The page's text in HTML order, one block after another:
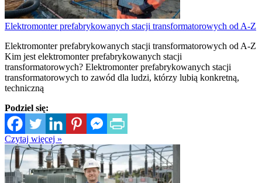
Elektromonter prefabrykowanych stacji transformatorowych od A-Z
Elektromonter prefabrykowanych stacji transformatorowych od A-Z
Kim jest elektromonter prefabrykowanych stacji
transformatorowych? Elektromonter prefabrykowanych stacji
transformatorowych to zawód dla ludzi, którzy lubią konkretną,
techniczną
Podziel się:
Czytaj więcej »